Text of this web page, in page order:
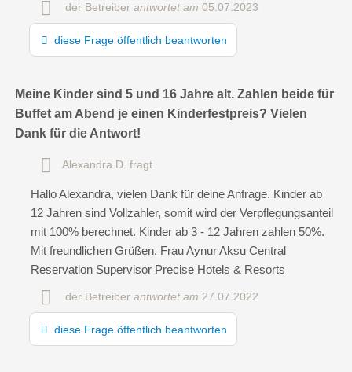
Kinderhotel-Eintrag zu stellen.
der Betreiber antwortet am 05.07.2023
diese Frage öffentlich beantworten
Meine Kinder sind 5 und 16 Jahre alt. Zahlen beide für
Buffet am Abend je einen Kinderfestpreis? Vielen
Dank für die Antwort!
Alexandra D. fragt
Hallo Alexandra, vielen Dank für deine Anfrage. Kinder ab
12 Jahren sind Vollzahler, somit wird der Verpflegungsanteil
mit 100% berechnet. Kinder ab 3 - 12 Jahren zahlen 50%.
Mit freundlichen Grüßen, Frau Aynur Aksu Central
Reservation Supervisor Precise Hotels & Resorts
der Betreiber antwortet am 27.07.2022
diese Frage öffentlich beantworten